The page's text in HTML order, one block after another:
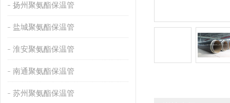
扬州聚氨酯保温管
盐城聚氨酯保温管
淮安聚氨酯保温管
南通聚氨酯保温管
苏州聚氨酯保温管